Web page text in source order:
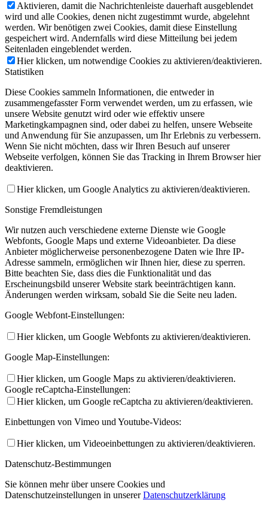
Aktivieren, damit die Nachrichtenleiste dauerhaft ausgeblendet
wird und alle Cookies, denen nicht zugestimmt wurde, abgelehnt
werden. Wir benötigen zwei Cookies, damit diese Einstellung
gespeichert wird. Andernfalls wird diese Mitteilung bei jedem
Seitenladen eingeblendet werden.
Hier klicken, um notwendige Cookies zu aktivieren/deaktivieren.
Statistiken
Diese Cookies sammeln Informationen, die entweder in
zusammengefasster Form verwendet werden, um zu erfassen, wie
unsere Website genutzt wird oder wie effektiv unsere
Marketingkampagnen sind, oder dabei zu helfen, unsere Webseite
und Anwendung für Sie anzupassen, um Ihr Erlebnis zu verbessern.
Wenn Sie nicht möchten, dass wir Ihren Besuch auf unserer
Webseite verfolgen, können Sie das Tracking in Ihrem Browser hier
deaktivieren.
Hier klicken, um Google Analytics zu aktivieren/deaktivieren.
Sonstige Fremdleistungen
Wir nutzen auch verschiedene externe Dienste wie Google
Webfonts, Google Maps und externe Videoanbieter. Da diese
Anbieter möglicherweise personenbezogene Daten wie Ihre IP-
Adresse sammeln, ermöglichen wir Ihnen hier, diese zu sperren.
Bitte beachten Sie, dass dies die Funktionalität und das
Erscheinungsbild unserer Website stark beeinträchtigen kann.
Änderungen werden wirksam, sobald Sie die Seite neu laden.
Google Webfont-Einstellungen:
Hier klicken, um Google Webfonts zu aktivieren/deaktivieren.
Google Map-Einstellungen:
Hier klicken, um Google Maps zu aktivieren/deaktivieren.
Google reCaptcha-Einstellungen:
Hier klicken, um Google reCaptcha zu aktivieren/deaktivieren.
Einbettungen von Vimeo und Youtube-Videos:
Hier klicken, um Videoeinbettungen zu aktivieren/deaktivieren.
Datenschutz-Bestimmungen
Sie können mehr über unsere Cookies und
Datenschutzeinstellungen in unsererDatenschutzerklärung